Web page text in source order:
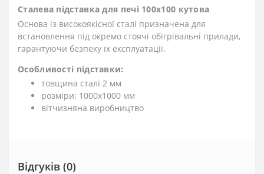
Сталева підставка для печі 100х100 кутова
Основа із високоякісної сталі призначена для
встановлення під окремо стоячі обігрівальні прилади,
гарантуючи безпеку їх експлуатації.
Особливості підставки:
товщина сталі 2 мм
розміри: 1000х1000 мм
вітчизняна виробництво
Відгуків (0)